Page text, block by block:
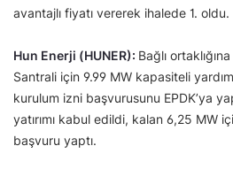
avantajlı fiyatı vererek ihalede 1. oldu.
Hun Enerji (HUNER): Bağlı
Santrali için 9.99 MW kapasiteli
kurulum izni başvurusunu EPDK’ya
yatırımı kabul edildi, kalan 6,25 MW
başvuru yaptı.